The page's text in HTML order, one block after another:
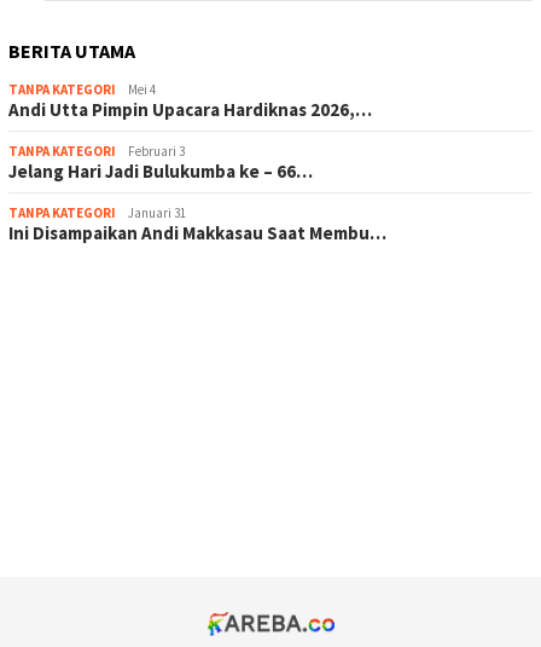
BERITA UTAMA
TANPA KATEGORI Mei 4
Andi Utta Pimpin Upacara Hardiknas 2026,…
TANPA KATEGORI Februari 3
Jelang Hari Jadi Bulukumba ke – 66…
TANPA KATEGORI Januari 31
Ini Disampaikan Andi Makkasau Saat Membu…